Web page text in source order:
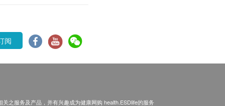
阅
关之服务及产品，并有兴趣成为健康网购 health.ESDlife的服务